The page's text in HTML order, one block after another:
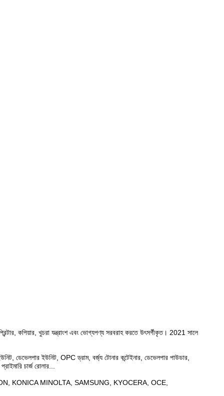
কপিয়ার, খুচরা যন্ত্রাংশ এবং ভোগ্যপণ্য সরবরাহ করতে উৎসর্গীকৃত। 2021 সালে
ডেভেলপার ইউনিট, OPC ড্রাম, বর্জ্য টোনার কন্টেইনার, ডেভেলপার পাউডার,
চার্জ রোলার...
CANON, KONICA MINOLTA, SAMSUNG, KYOCERA, OCE,